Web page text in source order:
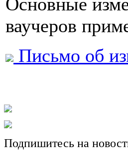
ваучеров
Письмо об
Подпишитесь на